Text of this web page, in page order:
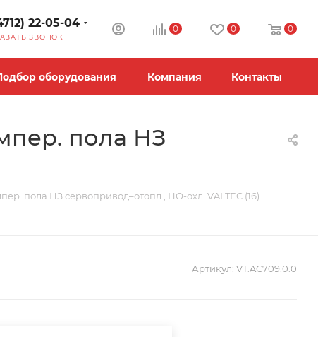
22-05-04
ЗВОНОК
0 0 0
оборудования Компания Контакты
пола НЗ
пола НЗ сервопривод–отопл., НО-охл. VALTEC (16)
Артикул: VT.AC709.0.0